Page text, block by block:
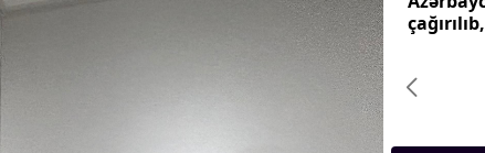
Sosium
Mənəvi dəyərlər
Texnologiya
Mətbuat-150